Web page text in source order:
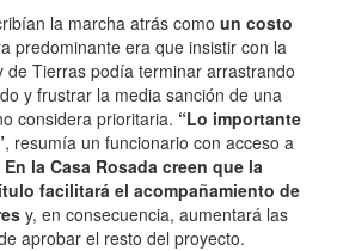
la marcha atrás como un costo
predominante era que insistir con la
de Tierras podía terminar arrastrando
y frustrar la media sanción de una
considera prioritaria. “Lo importante
, resumía un funcionario con acceso a
En la Casa Rosada creen que la
facilitará el acompañamiento de
y, en consecuencia, aumentará las
aprobar el resto del proyecto.